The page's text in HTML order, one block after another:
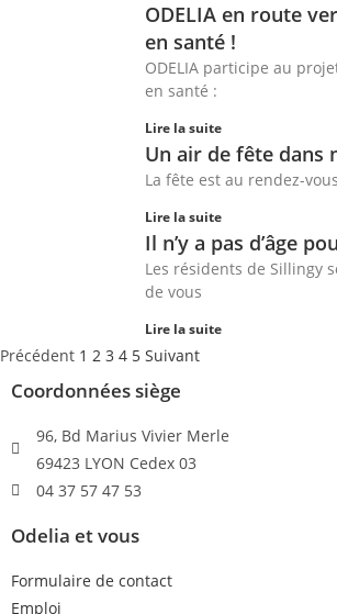
ODELIA en route
en santé !
ODELIA participe au
en santé :
Lire la suite
Un air de fête dans
La fête est au rendez-
Lire la suite
Il n’y a pas d’âge
Les résidents de Sillingy
de vous
Lire la suite
Précédent 1 2 3 4 5 Suivant
Coordonnées siège
96, Bd Marius Vivier Merle
69423 LYON Cedex 03
04 37 57 47 53
Odelia et vous
Formulaire de contact
Emploi